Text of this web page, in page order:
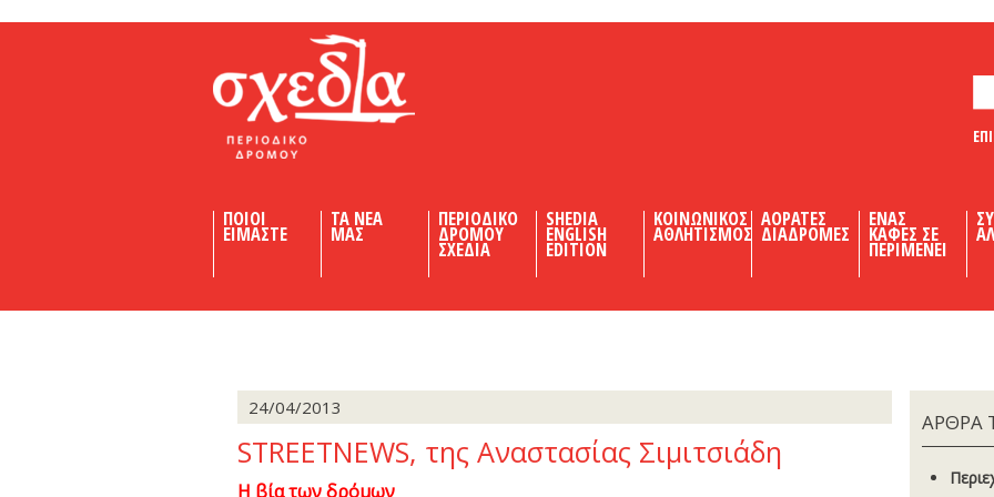
ΠΟΙΟΙ
ΕΙΜΑΣΤΕ
ΤΑ ΝΕΑ
ΜΑΣ
ΠΕΡΙΟΔΙΚΟ
ΔΡΟΜΟΥ
ΣΧΕΔΙΑ
SHEDIA
ENGLISH
EDITION
ΚΟΙΝΩΝΙΚΟΣ
ΑΘΛΗΤΙΣΜΟΣ
ΑΟΡΑΤΕΣ
ΔΙΑΔΡΟΜΕΣ
ΕΝΑΣ
ΚΑΦΕΣ ΣΕ
ΠΕΡΙΜΕΝΕΙ
24/04/2013
STREETNEWS, της Αναστασίας Σιµιτσιάδη
Η βία των δρόμων
ΑΡΘΡΑ